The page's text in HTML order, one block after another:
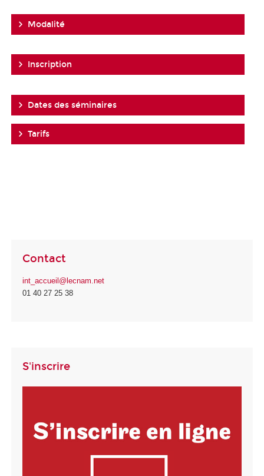
Modalité
Inscription
Dates des séminaires
Tarifs
Contact
int_accueil@lecnam.net
01 40 27 25 38
S'inscrire